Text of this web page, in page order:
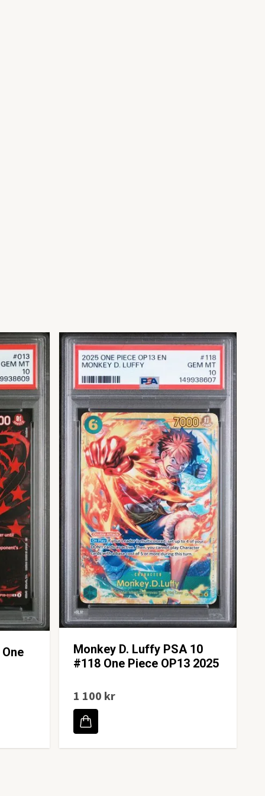
Monkey D. Luffy PSA 10
#118 One Piece OP13 2025
1 100 kr